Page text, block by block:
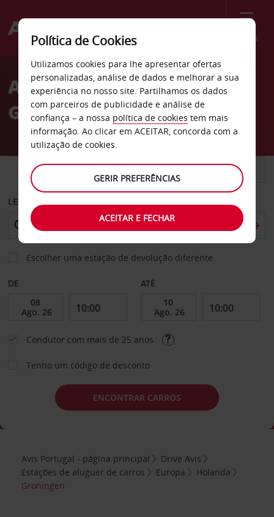
Menu
Welcome
AvisAluguer de carros
Groningen
CARRO COMERCIAIS
LEVANTAR EM
Escolher uma estação de devolução diferente
DE ATÉ
Condutor com mais de 25 anos
Tenho um código de desconto
ENCONTRAR CARROS
Avis Portugal - página principal
Drive Avis
Estações de aluguer de carros
Europa
Holanda
Groningen
Política de Cookies
Utilizamos cookies para lhe apresentar ofertas
personalizadas, análise de dados e melhorar a sua
experiência no nosso site. Partilhamos os dados
com parceiros de publicidade e análise de
confiança – a nossa política de cookies tem mais
informação. Ao clicar em ACEITAR, concorda com a
utilização de cookies.
GERIR PREFERÊNCIAS
ACEITAR E FECHAR